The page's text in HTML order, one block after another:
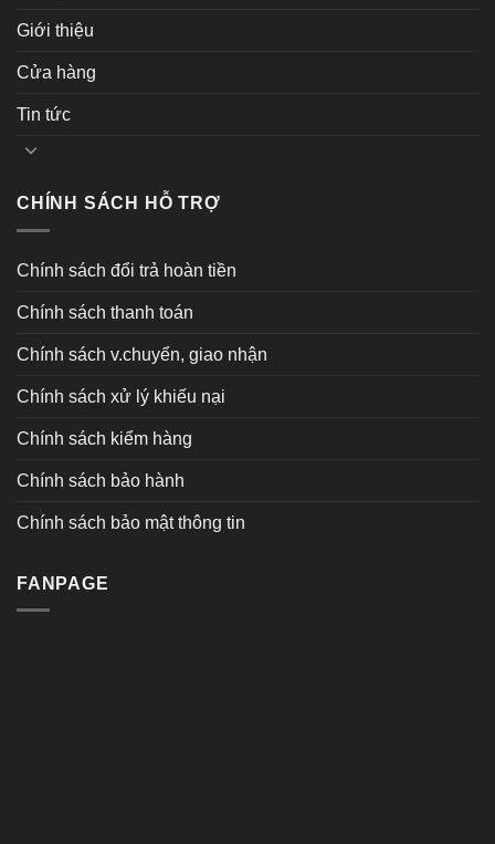
Giới thiệu
Cửa hàng
Tin tức
CHÍNH SÁCH HỖ TRỢ
Chính sách đổi trả hoàn tiền
Chính sách thanh toán
Chính sách v.chuyển, giao nhận
Chính sách xử lý khiếu nại
Chính sách kiểm hàng
Chính sách bảo hành
Chính sách bảo mật thông tin
FANPAGE